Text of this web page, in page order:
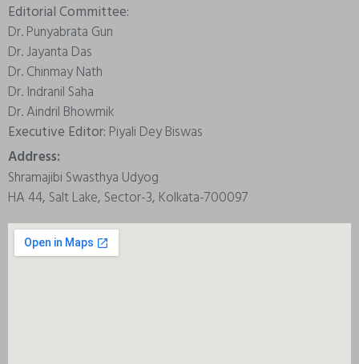
Editorial Committee:
Dr. Punyabrata Gun
Dr. Jayanta Das
Dr. Chinmay Nath
Dr. Indranil Saha
Dr. Aindril Bhowmik
Executive Editor: Piyali Dey Biswas
Address:
Shramajibi Swasthya Udyog
HA 44, Salt Lake, Sector-3, Kolkata-700097